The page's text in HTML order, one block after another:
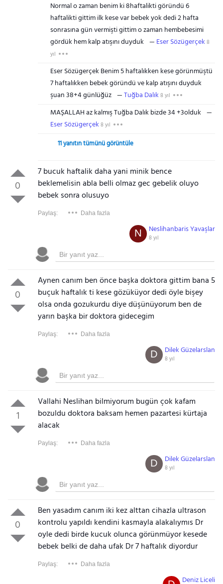
Normal o zaman benim ki 8haftalikti göründü 6
haftalikti gittim ilk kese var bebek yok dedi 2 hafta
sonrasına gün vermişti gittim o zaman hembebesimi
gördük hem kalp atışını duyduk
Eser Sözügerçek 8
yıl
Eser Sözügerçek Benim 5 haftalıkken kese görünmüştü
7 haftalıkken bebek göründü ve kalp atışını duyduk
şuan 38+4 günlüğüz
Tuğba Dalık 8 yıl
MAŞALLAH az kalmış Tuğba Dalık bizde 34 +3olduk
Eser Sözügerçek 8 yıl
11 yanıtın tümünü görüntüle
0
7 bucuk haftalik daha yani minik bence
beklemelisin abla belli olmaz gec gebelik oluyo
bebek sonra olusuyo
Paylaş: Daha fazla
Neslihanbaris Yavaşlar
8 yıl
N
0
Aynen canım ben önce başka doktora gittim bana 5
buçuk haftalık ti kese gözüküyor dedi öyle bişey
olsa onda gozukurdu diye düşünüyorum ben de
yarın başka bir doktora gidecegim
Paylaş: Daha fazla
Dilek Güzelarslan
8 yıl
D
1
Vallahi Neslihan bilmiyorum bugün çok kafam
bozuldu doktora baksam hemen pazartesi kürtaja
alacak
Paylaş: Daha fazla
Dilek Güzelarslan
8 yıl
D
0
Ben yasadım canım iki kez alttan cihazla ultrason
kontrolu yapıldı kendini kasmayla alakalıymıs Dr
oyle dedi birde kucuk olunca görünmüyor kesede
bebek belki de daha ufak Dr 7 haftalık diyordur
Paylaş: Daha fazla
Deniz Liceli